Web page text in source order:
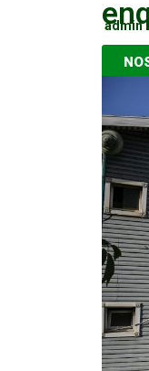
admin